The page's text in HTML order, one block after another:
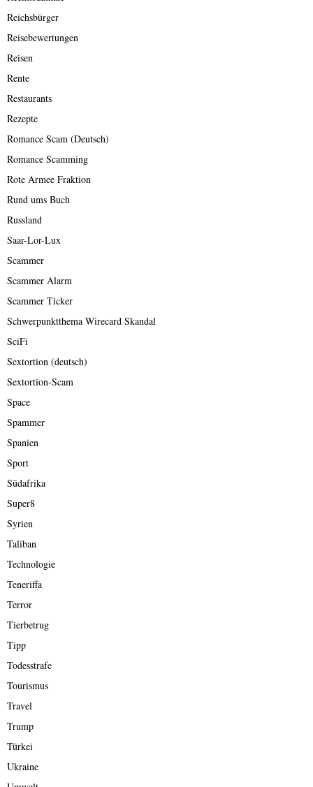
Reichsbürger
Reisebewertungen
Reisen
Rente
Restaurants
Rezepte
Romance Scam (Deutsch)
Romance Scamming
Rote Armee Fraktion
Rund ums Buch
Russland
Saar-Lor-Lux
Scammer
Scammer Alarm
Scammer Ticker
Schwerpunktthema Wirecard Skandal
SciFi
Sextortion (deutsch)
Sextortion-Scam
Space
Spammer
Spanien
Sport
Südafrika
Super8
Syrien
Taliban
Technologie
Teneriffa
Terror
Tierbetrug
Tipp
Todesstrafe
Tourismus
Travel
Trump
Türkei
Ukraine